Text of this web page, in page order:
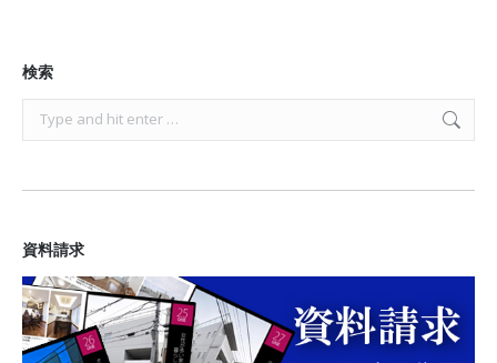
検索
Search:
資料請求